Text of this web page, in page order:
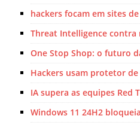
hackers focam em sites
Threat Intelligence contra
One Stop Shop: o futuro
Hackers usam protetor
IA supera as equipes Red
Windows 11 24H2